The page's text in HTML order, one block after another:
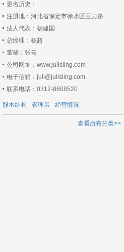
更名历史：
注册地：河北省保定市徐水区巨力路
法人代表：杨建国
总经理：杨超
董秘：张云
公司网址：www.julisling.com
电子信箱：juli@julisling.com
联系电话：0312-8608520
股本结构 管理层 经营情况
查看所有分类>>